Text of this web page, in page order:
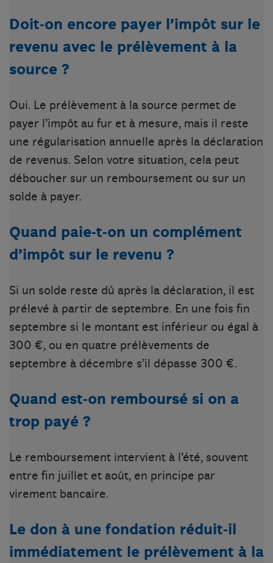
Doit-on encore payer l’impôt sur le
revenu avec le prélèvement à la
source ?
Oui. Le prélèvement à la source permet de
payer l’impôt au fur et à mesure, mais il reste
une régularisation annuelle après la déclaration
de revenus. Selon votre situation, cela peut
déboucher sur un remboursement ou sur un
solde à payer.
Quand paie-t-on un complément
d’impôt sur le revenu ?
Si un solde reste dû après la déclaration, il est
prélevé à partir de septembre. En une fois fin
septembre si le montant est inférieur ou égal à
300 €, ou en quatre prélèvements de
septembre à décembre s’il dépasse 300 €.
Quand est-on remboursé si on a
trop payé ?
Le remboursement intervient à l’été, souvent
entre fin juillet et août, en principe par
virement bancaire.
Le don à une fondation réduit-il
immédiatement le prélèvement à la